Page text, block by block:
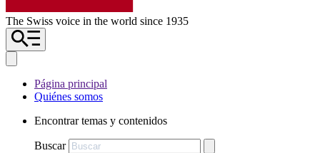
The Swiss voice in the world since 1935
Página principal
Quiénes somos
Encontrar temas y contenidos
Buscar